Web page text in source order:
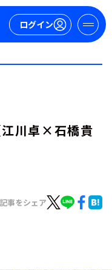
ログイン
江川卓×石橋貴
事をシェア